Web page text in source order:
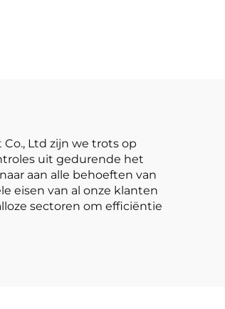
Ltd zijn we trots op
uit gedurende het
aan alle behoeften van
eisen van al onze klanten
sectoren om efficiëntie